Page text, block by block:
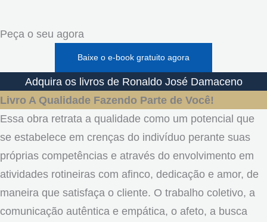
Peça o seu agora
Baixe o e-book gratuito agora
Adquira os livros de Ronaldo José Damaceno
Livro A Qualidade Fazendo Parte de Você!
Essa obra retrata a qualidade como um potencial que
se estabelece em crenças do indivíduo perante suas
próprias competências e através do envolvimento em
atividades rotineiras com afinco, dedicação e amor, de
maneira que satisfaça o cliente. O trabalho coletivo, a
comunicação autêntica e empática, o afeto, a busca